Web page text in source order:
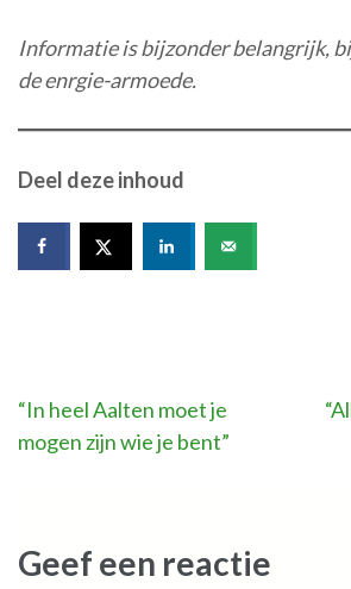
Informatie is bijzonder belangrijk,
de enrgie-armoede.
Deel deze inhoud
Bericht
navigatie
“In heel Aalten moet je
mogen zijn wie je bent”
Geef een reactie